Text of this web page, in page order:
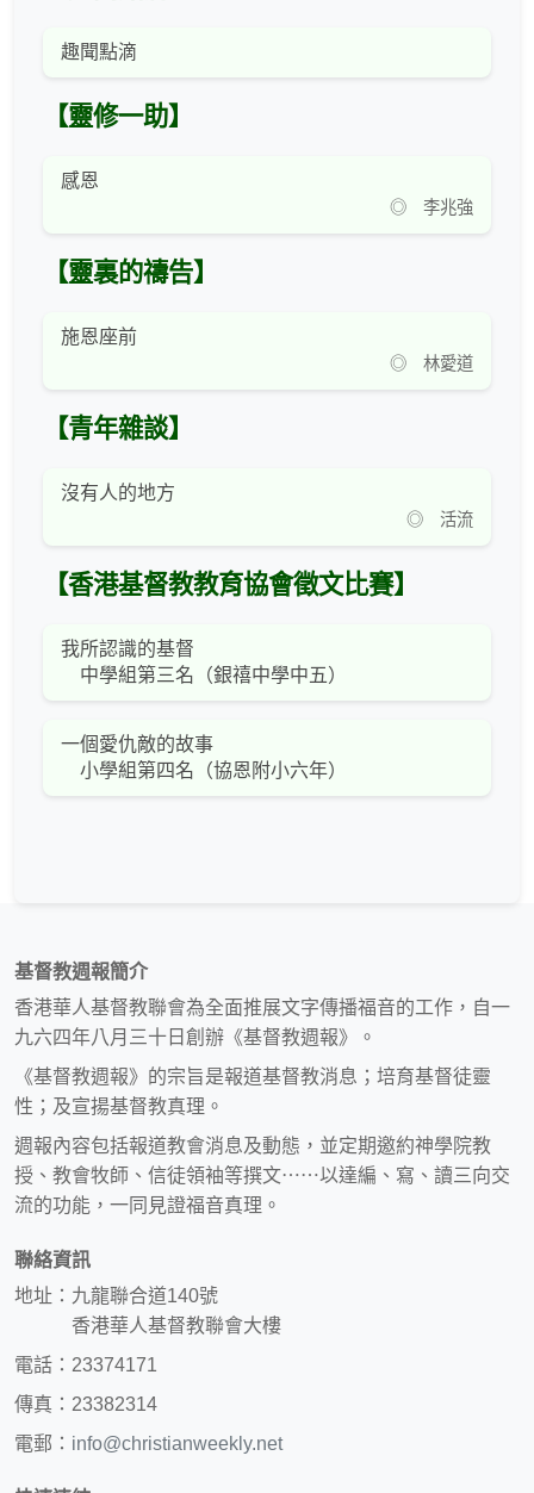
趣聞點滴
【靈修一助】
感恩
◎ 李兆強
【靈裏的禱告】
施恩座前
◎ 林愛道
【青年雜談】
沒有人的地方
◎ 活流
【香港基督教教育協會徵文比賽】
我所認識的基督
中學組第三名（銀禧中學中五）
一個愛仇敵的故事
小學組第四名（協恩附小六年）
基督教週報簡介
香港華人基督教聯會為全面推展文字傳播福音的工作，自一
九六四年八月三十日創辦《基督教週報》。
《基督教週報》的宗旨是報道基督教消息；培育基督徒靈
性；及宣揚基督教真理。
週報內容包括報道教會消息及動態，並定期邀約神學院教
授、教會牧師、信徒領袖等撰文⋯⋯以達編、寫、讀三向交
流的功能，一同見證福音真理。
聯絡資訊
地址：九龍聯合道140號
香港華人基督教聯會大樓
電話：23374171
傳真：23382314
電郵： info@christianweekly.net